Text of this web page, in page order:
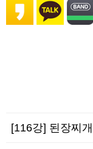
[116강] 된장찌개 먹어